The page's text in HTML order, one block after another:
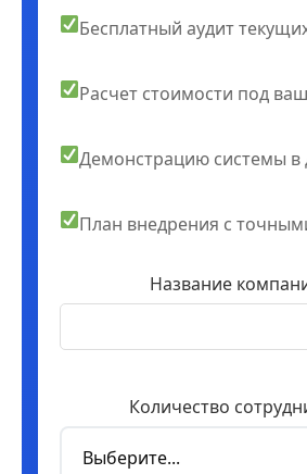
Бесплатный аудит
Расчет стоимости под
Демонстрацию системы в
План внедрения с
Название
Количество